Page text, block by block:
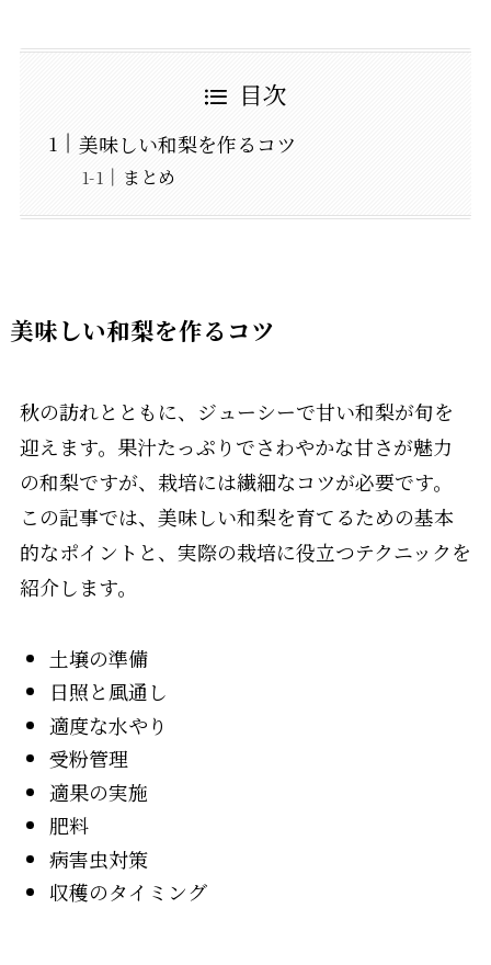
目次
美味しい和梨を作るコツ
まとめ
美味しい和梨を作るコツ
秋の訪れとともに、ジューシーで甘い和梨が旬を
迎えます。果汁たっぷりでさわやかな甘さが魅力
の和梨ですが、栽培には繊細なコツが必要です。
この記事では、美味しい和梨を育てるための基本
的なポイントと、実際の栽培に役立つテクニックを
紹介します。
土壌の準備
日照と風通し
適度な水やり
受粉管理
適果の実施
肥料
病害虫対策
収穫のタイミング